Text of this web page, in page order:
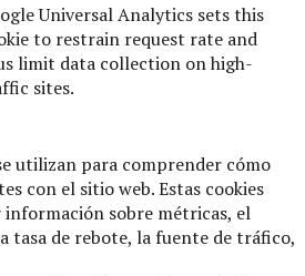
Universal Analytics sets this
to restrain request rate and
limit data collection on high-
sites.
utilizan para comprender cómo
con el sitio web. Estas cookies
sobre métricas, el
tasa de rebote, la fuente de tráfico,